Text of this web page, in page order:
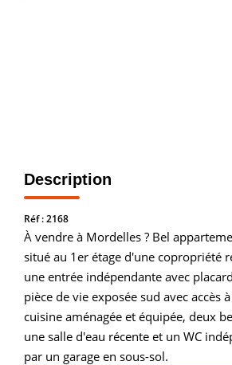
Description
Réf : 2168
À vendre à Mordelles ? Bel
situé au 1er étage d'une copropriété
une entrée indépendante avec
pièce de vie exposée sud avec accès
cuisine aménagée et équipée, deux
une salle d'eau récente et un WC
par un garage en sous-sol.